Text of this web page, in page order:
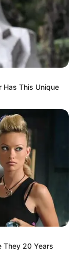
Has This Unique
They 20 Years